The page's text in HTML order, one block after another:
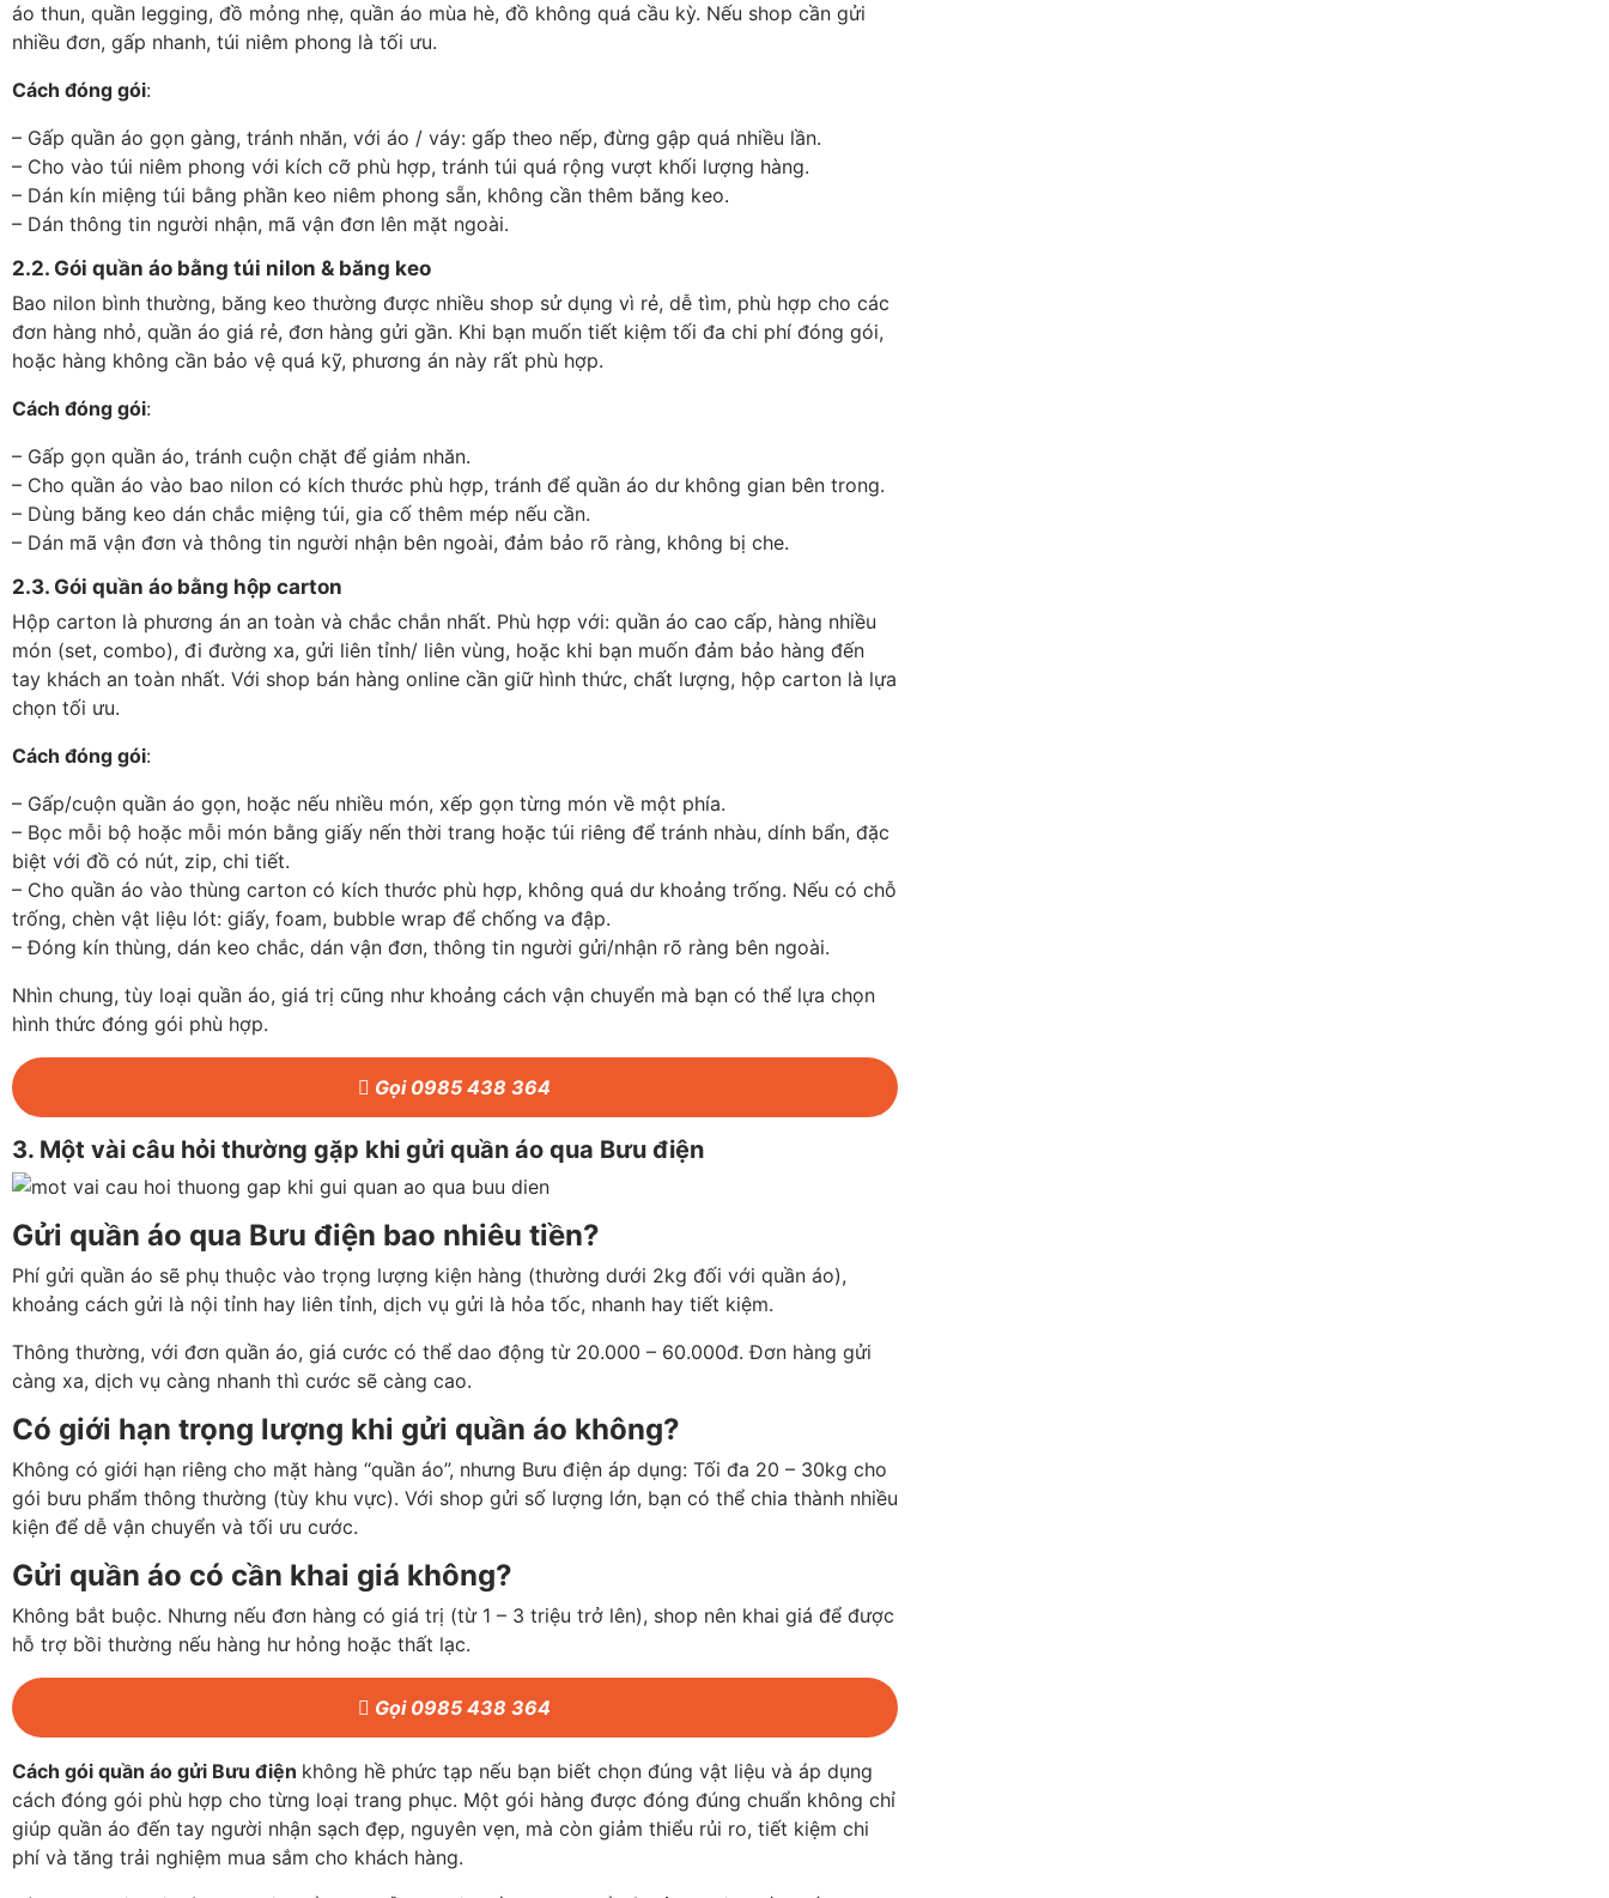
áo thun, quần legging, đồ mỏng nhẹ, quần áo mùa hè, đồ không quá cầu kỳ. Nếu shop cần gửi
nhiều đơn, gấp nhanh, túi niêm phong là tối ưu.
Cách đóng gói:
– Gấp quần áo gọn gàng, tránh nhăn, với áo / váy: gấp theo nếp, đừng gập quá nhiều lần.
– Cho vào túi niêm phong với kích cỡ phù hợp, tránh túi quá rộng vượt khối lượng hàng.
– Dán kín miệng túi bằng phần keo niêm phong sẵn, không cần thêm băng keo.
– Dán thông tin người nhận, mã vận đơn lên mặt ngoài.
2.2. Gói quần áo bằng túi nilon & băng keo
Bao nilon bình thường, băng keo thường được nhiều shop sử dụng vì rẻ, dễ tìm, phù hợp cho các
đơn hàng nhỏ, quần áo giá rẻ, đơn hàng gửi gần. Khi bạn muốn tiết kiệm tối đa chi phí đóng gói,
hoặc hàng không cần bảo vệ quá kỹ, phương án này rất phù hợp.
Cách đóng gói:
– Gấp gọn quần áo, tránh cuộn chặt để giảm nhăn.
– Cho quần áo vào bao nilon có kích thước phù hợp, tránh để quần áo dư không gian bên trong.
– Dùng băng keo dán chắc miệng túi, gia cố thêm mép nếu cần.
– Dán mã vận đơn và thông tin người nhận bên ngoài, đảm bảo rõ ràng, không bị che.
2.3. Gói quần áo bằng hộp carton
Hộp carton là phương án an toàn và chắc chắn nhất. Phù hợp với: quần áo cao cấp, hàng nhiều
món (set, combo), đi đường xa, gửi liên tỉnh/ liên vùng, hoặc khi bạn muốn đảm bảo hàng đến
tay khách an toàn nhất. Với shop bán hàng online cần giữ hình thức, chất lượng, hộp carton là lựa
chọn tối ưu.
Cách đóng gói:
– Gấp/cuộn quần áo gọn, hoặc nếu nhiều món, xếp gọn từng món về một phía.
– Bọc mỗi bộ hoặc mỗi món bằng giấy nến thời trang hoặc túi riêng để tránh nhàu, dính bẩn, đặc
biệt với đồ có nút, zip, chi tiết.
– Cho quần áo vào thùng carton có kích thước phù hợp, không quá dư khoảng trống. Nếu có chỗ
trống, chèn vật liệu lót: giấy, foam, bubble wrap để chống va đập.
– Đóng kín thùng, dán keo chắc, dán vận đơn, thông tin người gửi/nhận rõ ràng bên ngoài.
Nhìn chung, tùy loại quần áo, giá trị cũng như khoảng cách vận chuyển mà bạn có thể lựa chọn
hình thức đóng gói phù hợp.
Gọi 0985 438 364
3. Một vài câu hỏi thường gặp khi gửi quần áo qua Bưu điện
Gửi quần áo qua Bưu điện bao nhiêu tiền?
Phí gửi quần áo sẽ phụ thuộc vào trọng lượng kiện hàng (thường dưới 2kg đối với quần áo),
khoảng cách gửi là nội tỉnh hay liên tỉnh, dịch vụ gửi là hỏa tốc, nhanh hay tiết kiệm.
Thông thường, với đơn quần áo, giá cước có thể dao động từ 20.000 – 60.000đ. Đơn hàng gửi
càng xa, dịch vụ càng nhanh thì cước sẽ càng cao.
Có giới hạn trọng lượng khi gửi quần áo không?
Không có giới hạn riêng cho mặt hàng “quần áo”, nhưng Bưu điện áp dụng: Tối đa 20 – 30kg cho
gói bưu phẩm thông thường (tùy khu vực). Với shop gửi số lượng lớn, bạn có thể chia thành nhiều
kiện để dễ vận chuyển và tối ưu cước.
Gửi quần áo có cần khai giá không?
Không bắt buộc. Nhưng nếu đơn hàng có giá trị (từ 1 – 3 triệu trở lên), shop nên khai giá để được
hỗ trợ bồi thường nếu hàng hư hỏng hoặc thất lạc.
Gọi 0985 438 364
Cách gói quần áo gửi Bưu điện không hề phức tạp nếu bạn biết chọn đúng vật liệu và áp dụng
cách đóng gói phù hợp cho từng loại trang phục. Một gói hàng được đóng đúng chuẩn không chỉ
giúp quần áo đến tay người nhận sạch đẹp, nguyên vẹn, mà còn giảm thiểu rủi ro, tiết kiệm chi
phí và tăng trải nghiệm mua sắm cho khách hàng.